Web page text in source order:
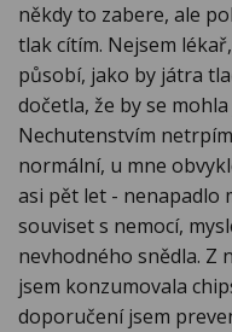
někdy to zabere, ale
tlak cítím. Nejsem
působí, jako by játra
dočetla, že by se
Nechutenstvím
normální, u mne
asi pět let - nenapadlo
souviset s nemocí,
nevhodného snědla. Z
jsem konzumovala
doporučení jsem